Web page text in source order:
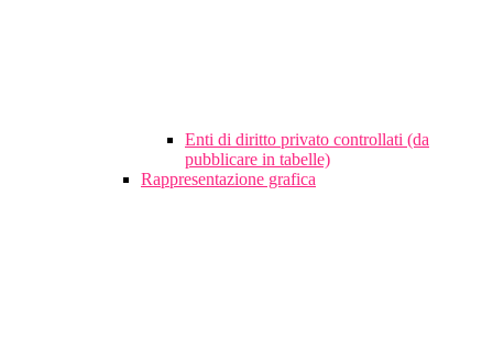
Enti di diritto privato controllati (da
pubblicare in tabelle)
Rappresentazione grafica